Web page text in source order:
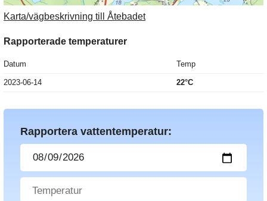
Karta/vägbeskrivning till Åtebadet
Rapporterade temperaturer
Datum Temp
2023-06-14 22°C
Rapportera vattentemperatur: